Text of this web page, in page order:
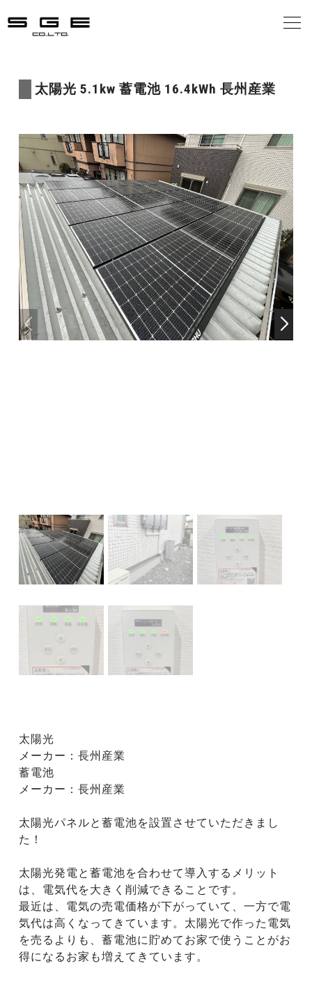
太陽光 5.1kw 蓄電池 16.4kWh 長州産業
太陽光
メーカー：長州産業
蓄電池
メーカー：長州産業
太陽光パネルと蓄電池を設置させていただきまし
た！
太陽光発電と蓄電池を合わせて導入するメリット
は、電気代を大きく削減できることです。
最近は、電気の売電価格が下がっていて、一方で電
気代は高くなってきています。太陽光で作った電気
を売るよりも、蓄電池に貯めてお家で使うことがお
得になるお家も増えてきています。
施工の流れ
施工事例
お客様の声
お知らせ
お問合せ